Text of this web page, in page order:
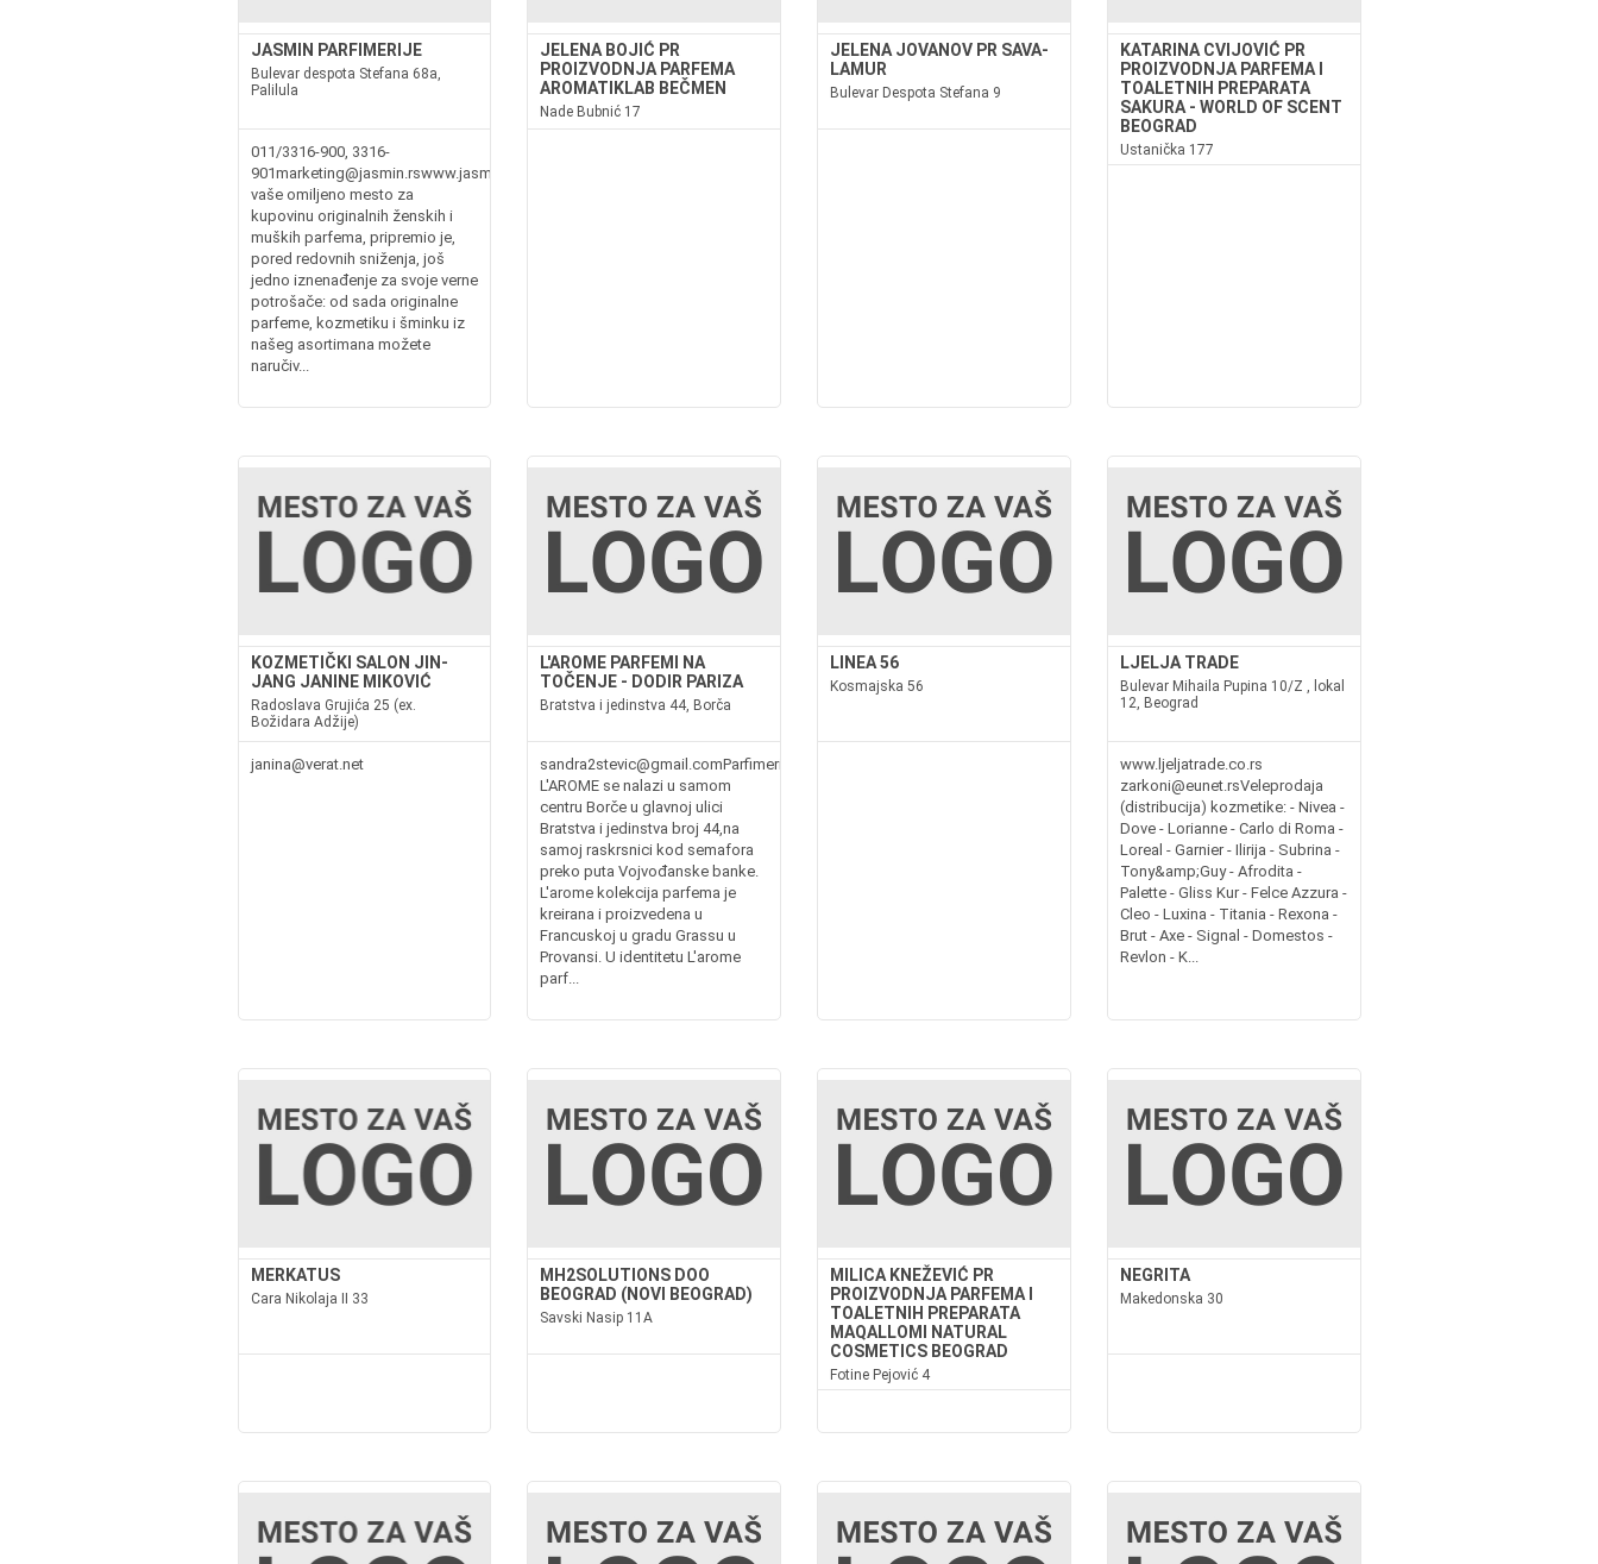
JASMIN PARFIMERIJE
Bulevar despota Stefana 68a,
Palilula
011/3316-900, 3316-
901marketing@jasmin.rswww.jasmin.rsJasmin,
vaše omiljeno mesto za
kupovinu originalnih ženskih i
muških parfema, pripremio je,
pored redovnih sniženja, još
jedno iznenađenje za svoje verne
potrošače: od sada originalne
parfeme, kozmetiku i šminku iz
našeg asortimana možete
naručiv...
JELENA BOJIĆ PR
PROIZVODNJA PARFEMA
AROMATIKLAB BEČMEN
Nade Bubnić 17
JELENA JOVANOV PR SAVA-
LAMUR
Bulevar Despota Stefana 9
KATARINA CVIJOVIĆ PR
PROIZVODNJA PARFEMA I
TOALETNIH PREPARATA
SAKURA - WORLD OF SCENT
BEOGRAD
Ustanička 177
KOZMETIČKI SALON JIN-
JANG JANINE MIKOVIĆ
Radoslava Grujića 25 (ex.
Božidara Adžije)
janina@verat.net
L'AROME PARFEMI NA
TOČENJE - DODIR PARIZA
Bratstva i jedinstva 44, Borča
sandra2stevic@gmail.comParfimerija
L'AROME se nalazi u samom
centru Borče u glavnoj ulici
Bratstva i jedinstva broj 44,na
samoj raskrsnici kod semafora
preko puta Vojvođanske banke.
L'arome kolekcija parfema je
kreirana i proizvedena u
Francuskoj u gradu Grassu u
Provansi. U identitetu L'arome
parf...
LINEA 56
Kosmajska 56
LJELJA TRADE
Bulevar Mihaila Pupina 10/Z , lokal
12, Beograd
www.ljeljatrade.co.rs
zarkoni@eunet.rsVeleprodaja
(distribucija) kozmetike: - Nivea -
Dove - Lorianne - Carlo di Roma -
Loreal - Garnier - Ilirija - Subrina -
Tony&amp;Guy - Afrodita -
Palette - Gliss Kur - Felce Azzura -
Cleo - Luxina - Titania - Rexona -
Brut - Axe - Signal - Domestos -
Revlon - K...
MERKATUS
Cara Nikolaja II 33
MH2SOLUTIONS DOO
BEOGRAD (NOVI BEOGRAD)
Savski Nasip 11A
MILICA KNEŽEVIĆ PR
PROIZVODNJA PARFEMA I
TOALETNIH PREPARATA
MAQALLOMI NATURAL
COSMETICS BEOGRAD
Fotine Pejović 4
NEGRITA
Makedonska 30